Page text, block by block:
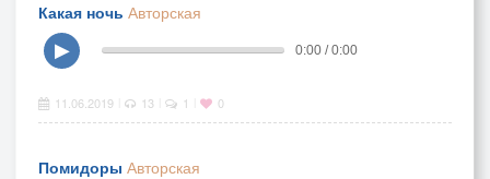
Какая ночь Авторская
▶
0:00 / 0:00
11.06.2019 13 1 0
Помидоры Авторская